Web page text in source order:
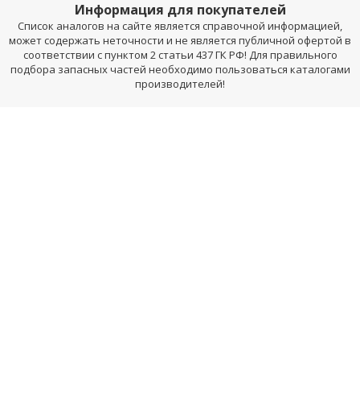
Информация для покупателей
Список аналогов на сайте является справочной информацией,
может содержать неточности и не является публичной офертой в
соответствии с пунктом 2 статьи 437 ГК РФ! Для правильного
подбора запасных частей необходимо пользоваться каталогами
производителей!